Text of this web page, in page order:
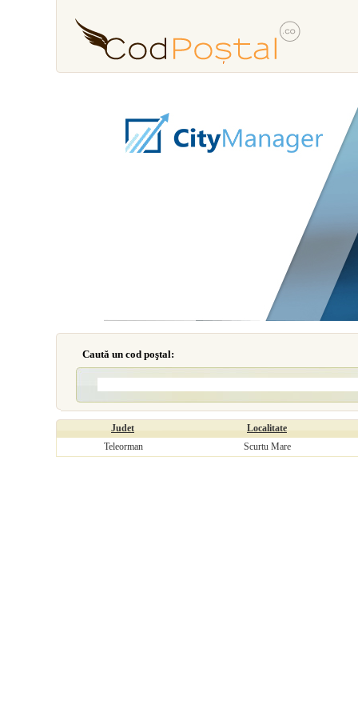
Caută un cod poştal:
Judet
Localitate
Teleorman
Scurtu Mare